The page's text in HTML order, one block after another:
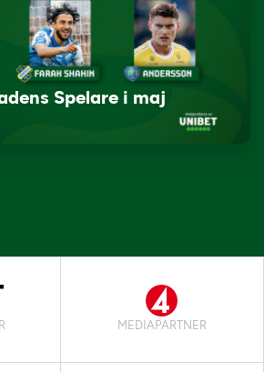
Spelare i maj
MEDIAPARTNER